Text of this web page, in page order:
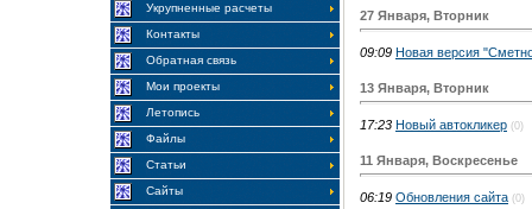
Укрупненные расчеты
Контакты
Обратная связь
Мои проекты
Летопись
Файлы
Статьи
Сайты
27 Января, Вторник
09:09 Новая версия
13 Января, Вторник
17:23 Новый автокликер (0)
11 Января, Воскресенье
06:19 Обновления сайта (0)